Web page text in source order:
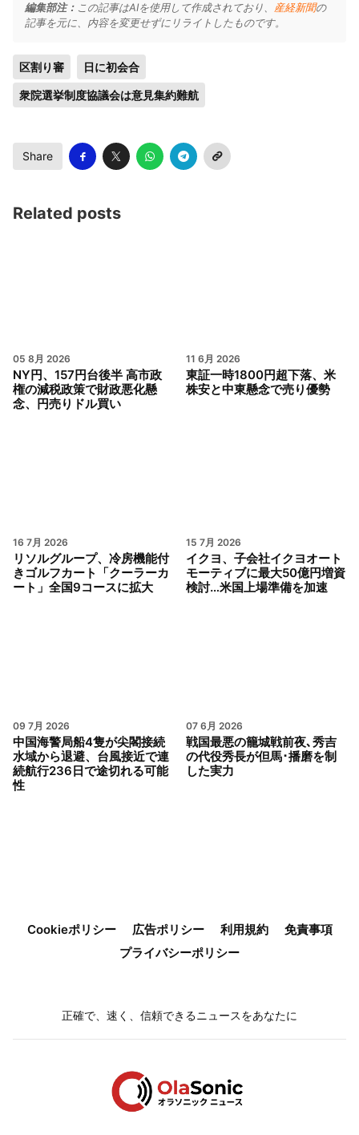
編集部注： この記事はAIを使用して作成されており、 産経新聞の
記事を元に、内容を変更せずにリライトしたものです。
区割り審 日に初会合
衆院選挙制度協議会は意見集約難航
Share
Related posts
05 8月 2026
NY円、157円台後半 高市政
権の減税政策で財政悪化懸
念、円売りドル買い
11 6月 2026
東証一時1800円超下落、米
株安と中東懸念で売り優勢
16 7月 2026
リソルグループ、冷房機能付
きゴルフカート「クーラーカ
ート」全国9コースに拡大
15 7月 2026
イクヨ、子会社イクヨオート
モーティブに最大50億円増資
検討…米国上場準備を加速
09 7月 2026
中国海警局船4隻が尖閣接続
水域から退避、台風接近で連
続航行236日で途切れる可能
性
07 6月 2026
戦国最悪の籠城戦前夜､秀吉
の代役秀長が但馬･播磨を制
した実力
Cookieポリシー 広告ポリシー 利用規約
免責事項
プライバシーポリシー
正確で、速く、信頼できるニュースをあなたに